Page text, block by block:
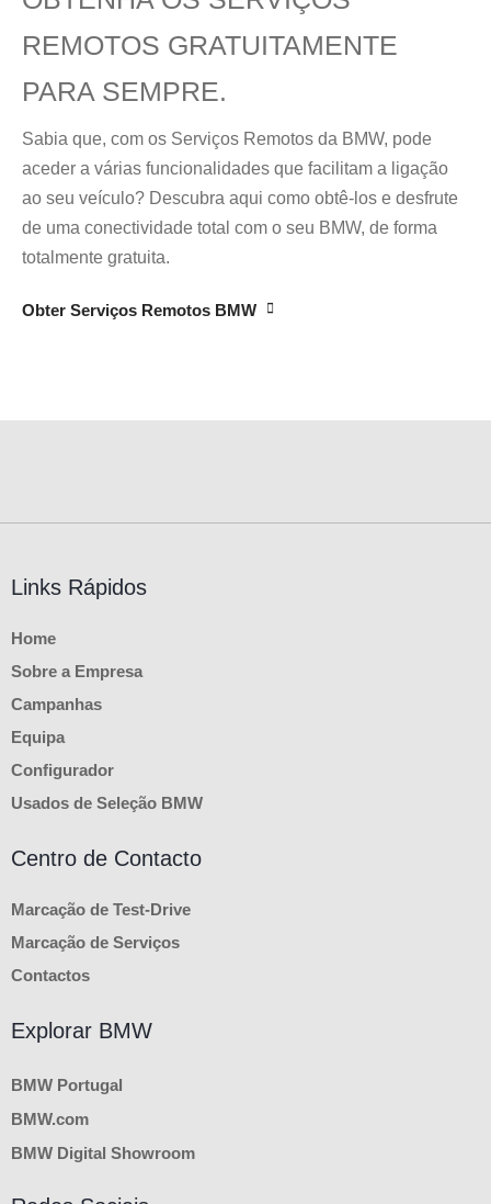
REMOTOS GRATUITAMENTE
PARA SEMPRE.
Sabia que, com os Serviços Remotos da BMW, pode
aceder a várias funcionalidades que facilitam a ligação
ao seu veículo? Descubra aqui como obtê-los e desfrute
de uma conectividade total com o seu BMW, de forma
totalmente gratuita.
Obter Serviços Remotos BMW
Links Rápidos
Home
Sobre a Empresa
Campanhas
Equipa
Configurador
Usados de Seleção BMW
Centro de Contacto
Marcação de Test-Drive
Marcação de Serviços
Contactos
Explorar BMW
BMW Portugal
BMW.com
BMW Digital Showroom